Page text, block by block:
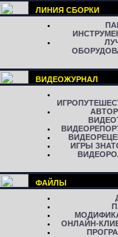
ЛИНИЯ СБОРКИ
ВИДЕОЖУРНАЛ
ИГРЫ
ФАЙЛЫ
ОНЛАЙН-